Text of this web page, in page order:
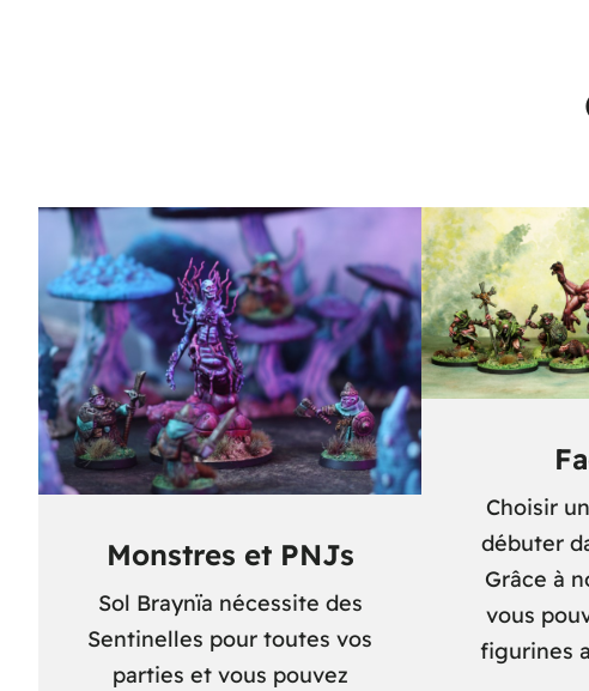
Monstres et PNJs
Sol Braynïa nécessite des
Sentinelles pour toutes vos
parties et vous pouvez
Choisir
débuter
Grâce à
vous
figurines